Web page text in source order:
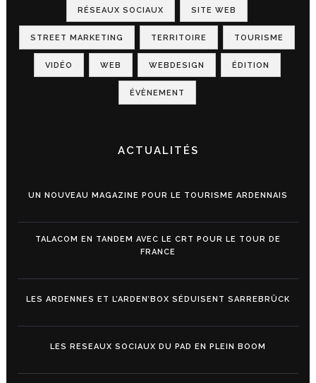
RÉSEAUX SOCIAUX SITE WEB
STREET MARKETING TERRITOIRE TOURISME
VIDÉO WEB WEBDESIGN ÉDITION
ÉVÈNEMENT
ACTUALITÉS
UN NOUVEAU MAGAZINE POUR LE TOURISME ARDENNAIS
TALACOM EN TANDEM AVEC LE CRT POUR LE TOUR DE
FRANCE
LES ARDENNES ET L’ARDEN’BOX SÉDUISENT SARREBRÜCK
LES RESEAUX SOCIAUX DU PAD EN PLEIN BOOM